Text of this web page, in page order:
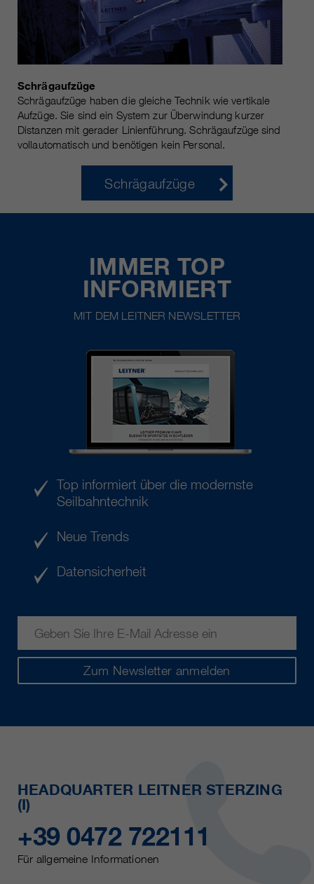
Schrägaufzüge
Schrägaufzüge haben die gleiche Technik wie vertikale
Aufzüge. Sie sind ein System zur Überwindung kurzer
Distanzen mit gerader Linienführung. Schrägaufzüge sind
vollautomatisch und benötigen kein Personal.
Schrägaufzüge
IMMER TOP
INFORMIERT
MIT DEM LEITNER NEWSLETTER
Zum Newsletter anmelden
Top informiert über die modernste
Seilbahntechnik
Neue Trends
Datensicherheit
HEADQUARTER LEITNER STERZING
(I)
+39 0472 722111
Für allgemeine Informationen